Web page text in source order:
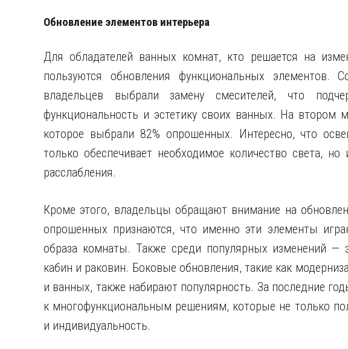
Обновление элементов интерьера
Для обладателей ванных комнат, кто решается на
пользуются обновления функциональных элементов.
владельцев выбрали замену смесителей, что
функциональность и эстетику своих ванных. На втором
которое выбрали 82% опрошенных. Интересно, что
только обеспечивает необходимое количество света,
расслабления.
Кроме этого, владельцы обращают внимание на
опрошенных признаются, что именно эти элементы
образа комнаты. Также среди популярных изменений —
кабин и раковин. Боковые обновления, такие как
и ванных, также набирают популярность. За последние
к многофункциональным решениям, которые не только
и индивидуальность.